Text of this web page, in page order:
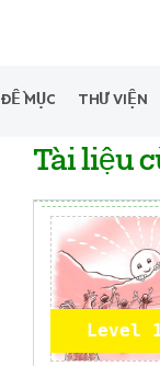
ĐỀ MỤC THƯ VIỆN
Tài liệu
Level